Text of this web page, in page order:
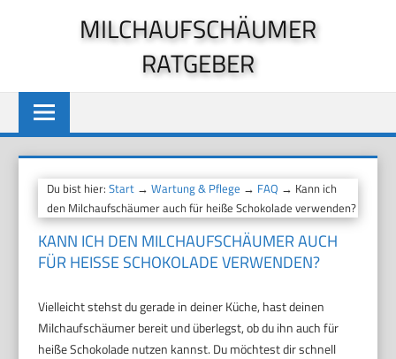
MILCHAUFSCHÄUMER
RATGEBER
Du bist hier:Start →Wartung & Pflege → FAQ → Kann ich
den Milchaufschäumer auch für heiße Schokolade verwenden?
KANN ICH DEN MILCHAUFSCHÄUMER AUCH
FÜR HEISSE SCHOKOLADE VERWENDEN?
Vielleicht stehst du gerade in deiner Küche, hast deinen
Milchaufschäumer bereit und überlegst, ob du ihn auch für
heiße Schokolade nutzen kannst. Du möchtest dir schnell